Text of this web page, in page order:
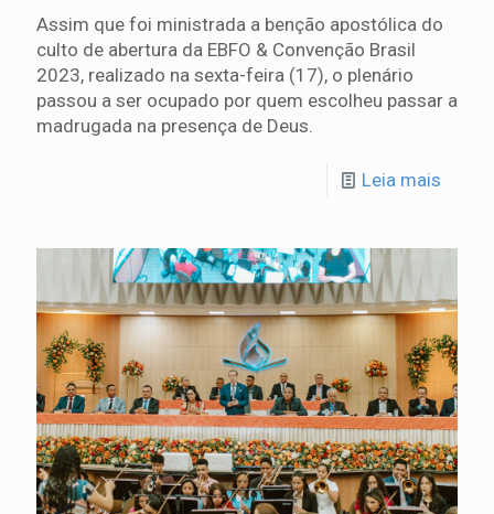
Assim que foi ministrada a benção apostólica do
culto de abertura da EBFO & Convenção Brasil
2023, realizado na sexta-feira (17), o plenário
passou a ser ocupado por quem escolheu passar a
madrugada na presença de Deus.
Leia mais